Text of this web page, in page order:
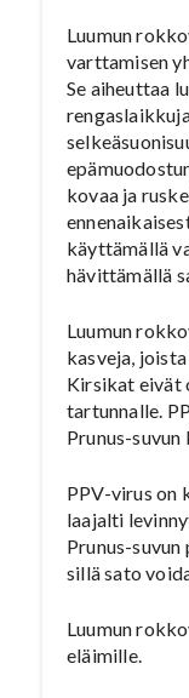
Luumun
varttamisen
Se aiheuttaa
kovaa ja
käyttämällä
hävittämällä
Luumun
kasveja,
Kirsikat eivät
tartunnalle.
Prunus-
PPV-virus on
laajalti
Prunus-
sillä sato
Luumun
eläimille.